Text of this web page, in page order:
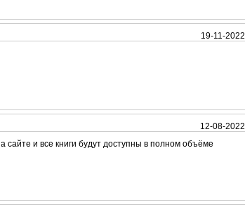
19-11-2022
12-08-2022
сайте и все книги будут доступны в полном объёме